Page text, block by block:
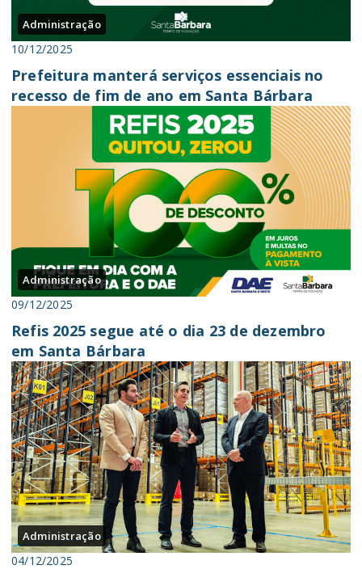
Administração
10/12/2025
Prefeitura manterá serviços essenciais no
recesso de fim de ano em Santa Bárbara
Administração
09/12/2025
Refis 2025 segue até o dia 23 de dezembro
em Santa Bárbara
Administração
04/12/2025